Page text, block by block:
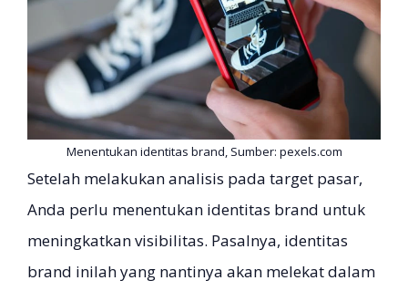
Menentukan identitas brand, Sumber: pexels.com
Setelah melakukan analisis pada target pasar,
Anda perlu menentukan identitas brand untuk
meningkatkan visibilitas. Pasalnya, identitas
brand inilah yang nantinya akan melekat dalam